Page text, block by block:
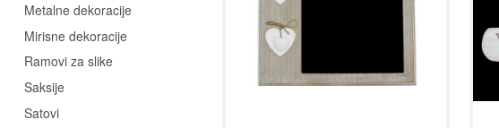
Metalne dekoracije
Mirisne dekoracije
Ramovi za slike
Saksije
Satovi